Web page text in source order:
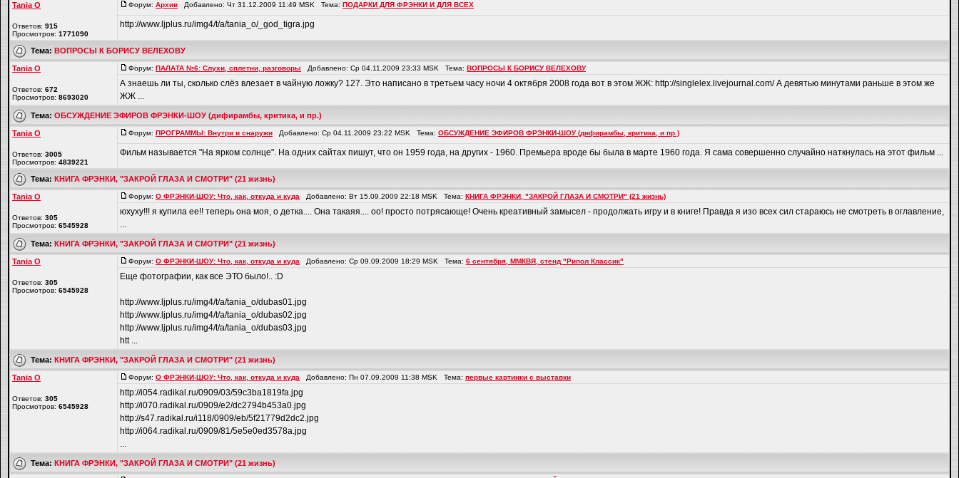
Tania O
Ответов: 915
Просмотров: 1771090
Форум: Архив Добавлено: Чт 31.12.2009 11:49 MSK Тема: ПОДАРКИ ДЛЯ ФРЭНКИ И ДЛЯ ВСЕХ
http://www.ljplus.ru/img4/t/a/tania_o/_god_tigra.jpg
Тема: ВОПРОСЫ К БОРИСУ ВЕЛЕХОВУ
Tania O
Ответов: 672
Просмотров: 8693020
Форум: ПАЛАТА №6: Слухи, сплетни, разговоры Добавлено: Ср 04.11.2009 23:33 MSK Тема: ВОПРОСЫ К БОРИСУ ВЕЛЕХОВУ
А знаешь ли ты, сколько слёз влезает в чайную ложку? 127. Это написано в третьем часу ночи 4 октября 2008 года вот в этом ЖЖ: http://singlelex.livejournal.com/ А девятью минутами раньше в этом же
ЖЖ ...
Тема: ОБСУЖДЕНИЕ ЭФИРОВ ФРЭНКИ-ШОУ (дифирамбы, критика, и пр.)
Tania O
Ответов: 3005
Просмотров: 4839221
Форум: ПРОГРАММЫ: Внутри и снаружи Добавлено: Ср 04.11.2009 23:22 MSK Тема: ОБСУЖДЕНИЕ ЭФИРОВ ФРЭНКИ-ШОУ (дифирамбы, критика, и пр.)
Фильм называется "На ярком солнце". На одних сайтах пишут, что он 1959 года, на других - 1960. Премьера вроде бы была в марте 1960 года. Я сама совершенно случайно наткнулась на этот фильм ...
Тема: КНИГА ФРЭНКИ, "ЗАКРОЙ ГЛАЗА И СМОТРИ" (21 жизнь)
Tania O
Ответов: 305
Просмотров: 6545928
Форум: О ФРЭНКИ-ШОУ: Что, как, откуда и куда Добавлено: Вт 15.09.2009 22:18 MSK Тема: КНИГА ФРЭНКИ, "ЗАКРОЙ ГЛАЗА И СМОТРИ" (21 жизнь)
юхуху!!! я купила ее!! теперь она моя, о детка.... Она такаяя.... оо! просто потрясающе! Очень креативный замысел - продолжать игру и в книге! Правда я изо всех сил стараюсь не смотреть в оглавление,
...
Тема: КНИГА ФРЭНКИ, "ЗАКРОЙ ГЛАЗА И СМОТРИ" (21 жизнь)
Tania O
Ответов: 305
Просмотров: 6545928
Форум: О ФРЭНКИ-ШОУ: Что, как, откуда и куда Добавлено: Ср 09.09.2009 18:29 MSK Тема: 6 сентября, ММКВЯ, стенд "Рипол Классик"
Еще фотографии, как все ЭТО было!.. :D
http://www.ljplus.ru/img4/t/a/tania_o/dubas01.jpg
http://www.ljplus.ru/img4/t/a/tania_o/dubas02.jpg
http://www.ljplus.ru/img4/t/a/tania_o/dubas03.jpg
htt ...
Тема: КНИГА ФРЭНКИ, "ЗАКРОЙ ГЛАЗА И СМОТРИ" (21 жизнь)
Tania O
Ответов: 305
Просмотров: 6545928
Форум: О ФРЭНКИ-ШОУ: Что, как, откуда и куда Добавлено: Пн 07.09.2009 11:38 MSK Тема: первые картинки с выставки
http://i054.radikal.ru/0909/03/59c3ba1819fa.jpg
http://i070.radikal.ru/0909/e2/dc2794b453a0.jpg
http://s47.radikal.ru/i118/0909/eb/5f21779d2dc2.jpg
http://i064.radikal.ru/0909/81/5e5e0ed3578a.jpg
...
Тема: КНИГА ФРЭНКИ, "ЗАКРОЙ ГЛАЗА И СМОТРИ" (21 жизнь)